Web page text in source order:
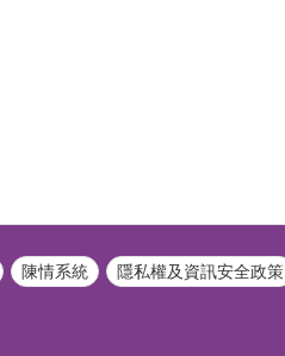
陳情系統 隱私權及資訊安全政策